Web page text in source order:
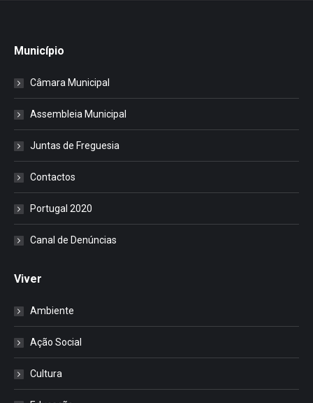
Município
Câmara Municipal
Assembleia Municipal
Juntas de Freguesia
Contactos
Portugal 2020
Canal de Denúncias
Viver
Ambiente
Ação Social
Cultura